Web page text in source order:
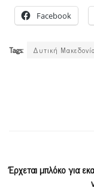
Facebook
Tags: Δυτική
Έρχεται μπλόκο για